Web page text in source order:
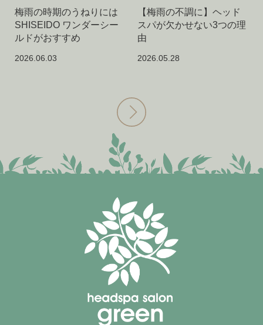
梅雨の時期のうねりには
SHISEIDO ワンダーシー
ルドがおすすめ
2026.06.03
【梅雨の不調に】ヘッド
スパが欠かせない3つの理
由
2026.05.28